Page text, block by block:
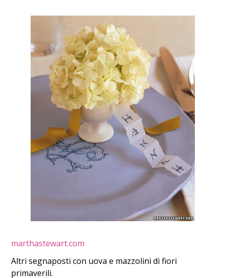
marthastewart.com
Altri segnaposti con uova e mazzolini di fiori
primaverili.